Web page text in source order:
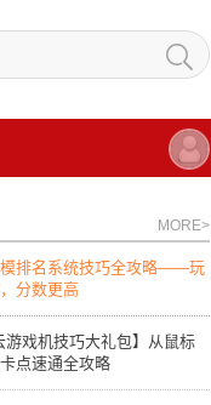
MORE>
排名系统技巧全攻略——玩
分数更高
游戏机技巧大礼包】从鼠标
点速通全攻略